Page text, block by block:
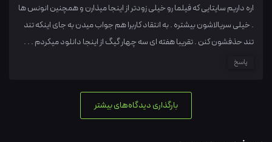
اره داریم سایتایی که فیلما رو خیلی زودتر از اینجا میذارن و همچنین انونس ها
. خیلی سریالاشون بیشتره . به انتقاد کاربرا هم جواب میدن به جای اینکه تند
تند حذفشون کنن . تقریبا هفته ای سه چهار گیگ از اینجا دانلود میکردم . . .
پاسخ
بارگذاری دیدگاه‌های بیشتر